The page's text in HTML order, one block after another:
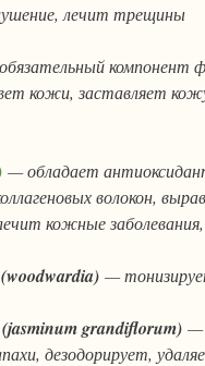
лечит трещины
компонент
кожи, заставляет
— обладает
волокон,
кожные
(woodwardia) —
(jasminum grandiflorum) —
дезодорирует,